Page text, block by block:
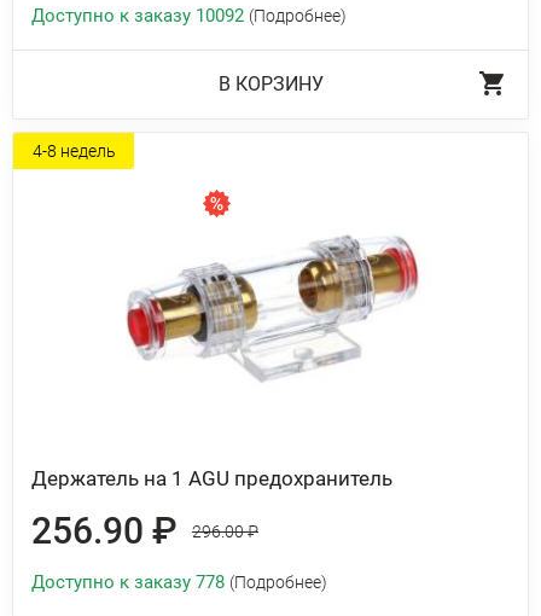
Доступно к заказу 10092 (Подробнее)
В КОРЗИНУ
Держатель на 1 AGU предохранитель
256.90 ₽ 296.00 ₽
4-8 недель
Доступно к заказу 778 (Подробнее)